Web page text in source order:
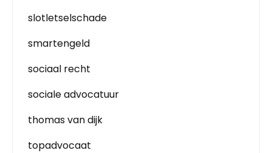
slotletselschade
smartengeld
sociaal recht
sociale advocatuur
thomas van dijk
topadvocaat